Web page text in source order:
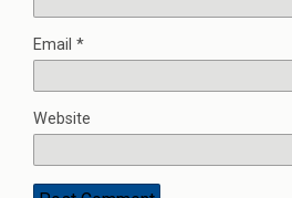
Email *
Website